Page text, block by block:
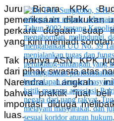
Juru Bicara KPK
pemeriksaan dilakukan
perkara dugaan suap
yang kini menjadi
Tak hanya ASN, KPK
dari pihak swasta atas
Narendra. Langkah
bahwa praktik “jual
importasi diduga
luas.